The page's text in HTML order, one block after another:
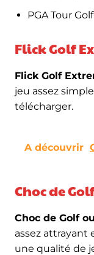
PGA Tour
Flick Golf
Flick Golf
jeu assez
télécharger.
A découvrir
Choc de
Choc de Golf
assez attrayant
une qualité de